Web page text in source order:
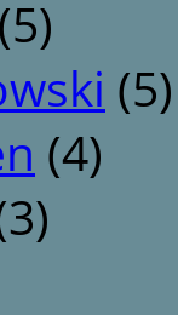
(5)
(5)
(4)